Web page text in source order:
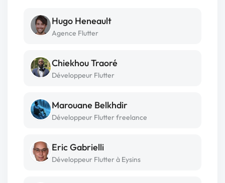
Hugo Heneault
Agence Flutter
Chiekhou Traoré
Développeur Flutter
Marouane Belkhdir
Développeur Flutter freelance
Eric Gabrielli
Développeur Flutter à Eysins